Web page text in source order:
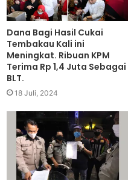
Dana Bagi Hasil Cukai
Tembakau Kali ini
Meningkat. Ribuan KPM
Terima Rp 1,4 Juta Sebagai
BLT.
18 Juli, 2024